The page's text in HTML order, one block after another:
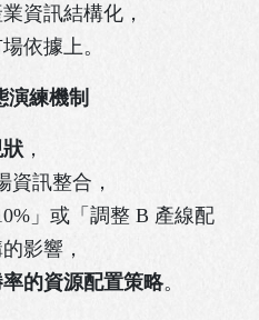
資訊結構化，
依據上。
練機制
，
資訊整合，
」或「調整 B 產線配
影響，
的資源配置策略。